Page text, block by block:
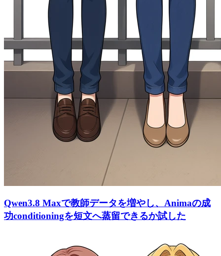
Qwen3.8 Maxで教師データを増やし、Animaの成
功conditioningを短文へ蒸留できるか試した